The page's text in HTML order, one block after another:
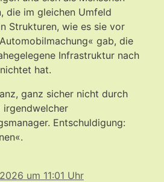
die im gleichen Umfeld
Strukturen, wie es sie vor
gab, die
Infrastruktur nach
hat.
ganz sicher nicht durch
irgendwelcher
Entschuldigung:
um 11:01 Uhr